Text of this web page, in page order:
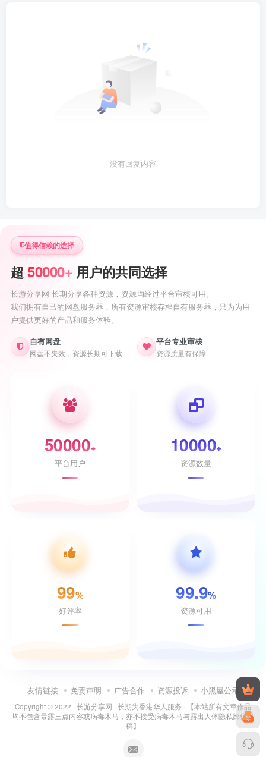
没有回复内容
值得信赖的选择
超 50000+ 用户的共同选择
长游分享网 长期分享各种资源，资源均经过平台审核可用。
我们拥有自己的网盘服务器，所有资源审核存档自有服务器，只为为用
户提供更好的产品和服务体验。
自有网盘
网盘不失效，资源长期可下载
平台专业审核
资源质量有保障
50000+
平台用户
10000+
资源数量
99%
好评率
99.9%
资源可用
友情链接 免责声明 广告合作 资源投诉 小黑屋公示
Copyright © 2022 · 长游分享网 · 长期为香港华人服务 · 【本站所有文章作品
均不包含暴露三点内容或病毒木马，亦不接受病毒木马与露出人体隐私部位投
稿】